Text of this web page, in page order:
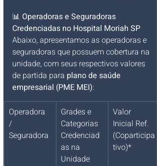
📊 Operadoras e Seguradoras
Credenciadas no Hospital Moriah SP
Abaixo, apresentamos as operadoras e
seguradoras que possuem cobertura na
unidade, com seus respectivos valores
de partida para plano de saúde
empresarial (PME MEI):
Operadora
/
Seguradora
Grades e
Categorias
Credenciad
as na
Unidade
Valor
Inicial Ref.
(Coparticipa
tivo)*